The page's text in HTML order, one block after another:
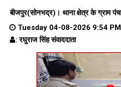
बीजपुर(सोनभद्र)। थाना क्षेत्र केग्राम
Tuesday 04-08-2026 9:54 PM
: रघुराज सिंह संवाददाता